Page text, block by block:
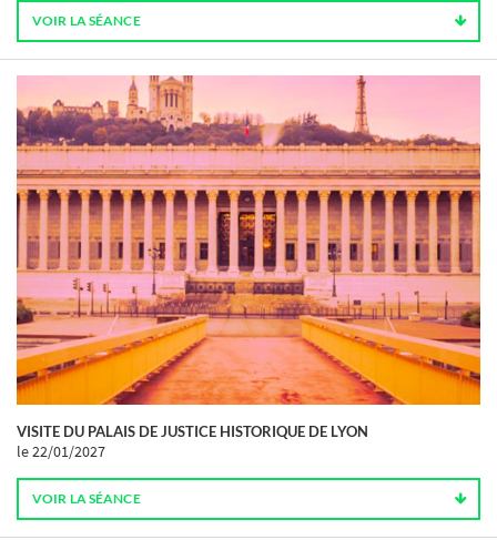
VOIR LA SÉANCE
VISITE DU PALAIS DE JUSTICE HISTORIQUE DE LYON
le 22/01/2027
VOIR LA SÉANCE